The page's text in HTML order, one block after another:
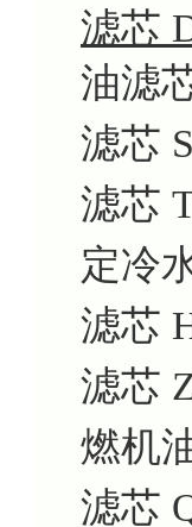
滤芯
油滤
滤芯
滤芯
定冷
滤芯
滤芯
燃机
滤芯